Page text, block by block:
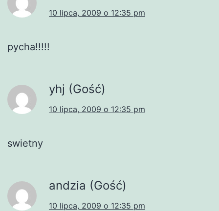
10 lipca, 2009 o 12:35 pm
pycha!!!!!
yhj (Gość)
10 lipca, 2009 o 12:35 pm
swietny
andzia (Gość)
10 lipca, 2009 o 12:35 pm